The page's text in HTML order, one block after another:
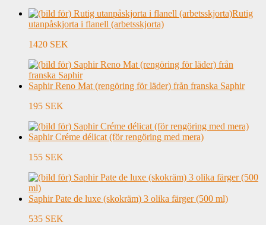
Rutig
utanpåskjorta i flanell (arbetsskjorta)
1420 SEK
Saphir Reno Mat (rengöring för läder) från franska Saphir
195 SEK
Saphir Créme délicat (för rengöring med mera)
155 SEK
Saphir Pate de luxe (skokräm) 3 olika färger (500 ml)
535 SEK